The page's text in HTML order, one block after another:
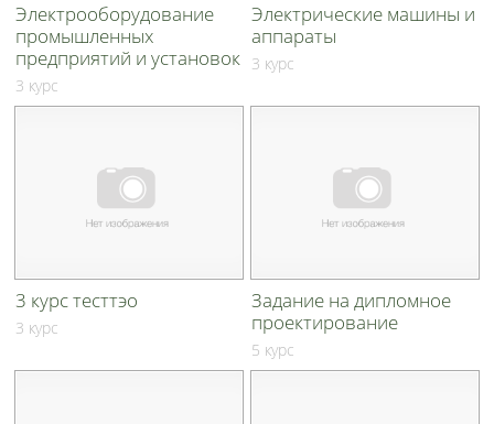
Электрооборудование
промышленных
предприятий и установок
3 курс
Электрические машины и
аппараты
3 курс
3 курс тесттэо
3 курс
Задание на дипломное
проектирование
5 курс